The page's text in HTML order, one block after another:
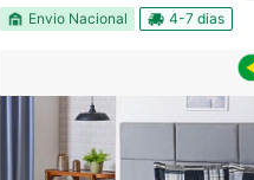
Envio Nacional 4-7 dias